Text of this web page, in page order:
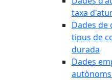
taxa
Dades de
tipus de
durada
Dades